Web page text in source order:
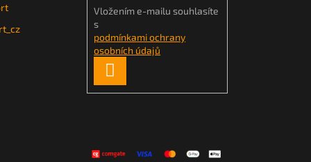
Vložením e-mailu souhlasíte
s
podmínkami ochrany
osobních údajů
SE